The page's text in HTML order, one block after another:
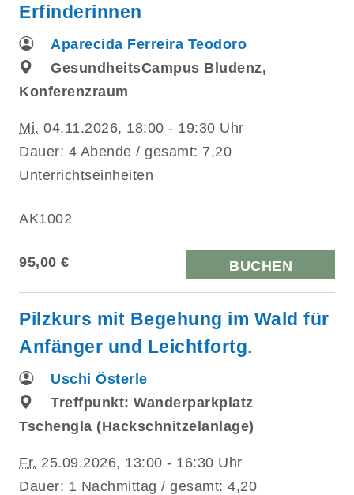
Erfinderinnen
Aparecida Ferreira Teodoro
GesundheitsCampus Bludenz,
Konferenzraum
Mi. 04.11.2026, 18:00 - 19:30 Uhr
Dauer: 4 Abende / gesamt: 7,20
Unterrichtseinheiten
AK1002
95,00 € BUCHEN
Pilzkurs mit Begehung im Wald für
Anfänger und Leichtfortg.
Uschi Österle
Treffpunkt: Wanderparkplatz
Tschengla (Hackschnitzelanlage)
Fr. 25.09.2026, 13:00 - 16:30 Uhr
Dauer: 1 Nachmittag / gesamt: 4,20